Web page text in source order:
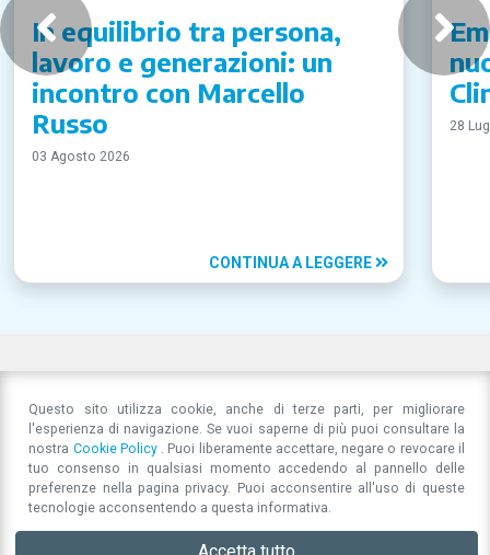
In equilibrio tra persona,
lavoro e generazioni: un
incontro con Marcello
Russo
03 Agosto 2026
CONTINUA A LEGGERE
28
Questo sito utilizza cookie, anche di terze parti, per migliorare
l'esperienza di navigazione. Se vuoi saperne di più puoi consultare la
nostra Cookie Policy
. Puoi liberamente accettare, negare o revocare il
tuo consenso in qualsiasi momento accedendo al pannello delle
preferenze nella pagina privacy. Puoi acconsentire all'uso di queste
tecnologie acconsentendo a questa informativa.